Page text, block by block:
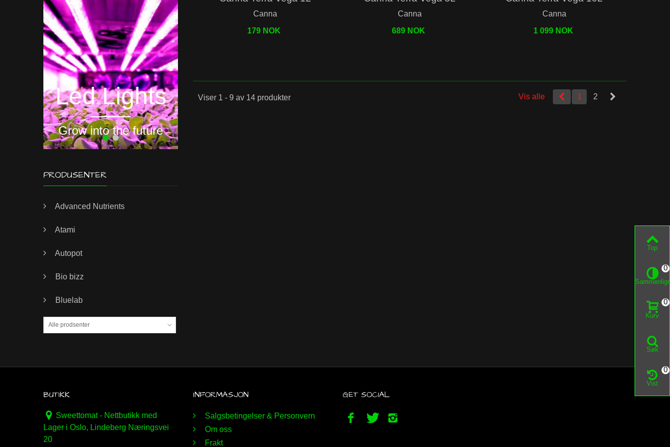
Led Lights
Grow into the future
PRODUSENTER
Advanced Nutrients
Atami
Autopot
Bio bizz
Bluelab
Alle prodsenter
Canna
179 NOK
Canna
689 NOK
Canna
1 099 NOK
1 2
Vis alle
Viser 1 - 9 av 14 produkter
BUTIKK
Sweettomat - Nettbutikk med
Lager i Oslo, Lindeberg Næringsvei
20
INFORMASJON
Salgsbetingelser & Personvern
Om oss
Frakt
GET SOCIAL
Top
0
Kurv
0
Søk
Vist
0